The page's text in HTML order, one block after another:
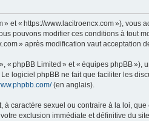
et « https://www.lacitroencx.com »),
pouvons modifier ces conditions à tout
» après modification vaut acceptation
« phpBB Limited » et « équipes phpBB
logiciel phpBB ne fait que faciliter les
(en anglais).
caractère sexuel ou contraire à la loi,
exclusion immédiate et définitive du